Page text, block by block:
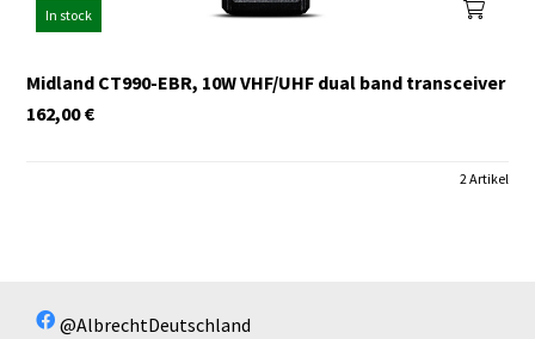
In stock
Midland CT990-EBR, 10W VHF/UHF dual band transceiver
€
162,00
2 Artikel
@AlbrechtDeutschland